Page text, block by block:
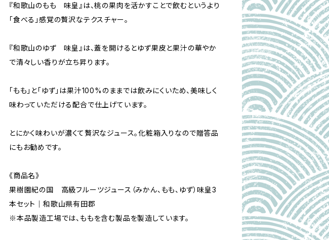
『和歌山のもも 味皇』は、桃の果肉を活かすことで飲むというより
「食べる」感覚の贅沢なテクスチャー。
『和歌山のゆず 味皇』は、蓋を開けるとゆず果皮と果汁の華やか
で清々しい香りが立ち昇ります。
「もも」と「ゆず」は果汁100%のままでは飲みにくいため、美味しく
味わっていただける配合で仕上げています。
とにかく味わいが濃くて贅沢なジュース。化粧箱入りなので贈答品
にもお勧めです。
《商品名》
果樹園紀の国 高級フルーツジュース（みかん、もも、ゆず）味皇3
本セット｜和歌山県有田郡
※本品製造工場では、ももを含む製品を製造しています。